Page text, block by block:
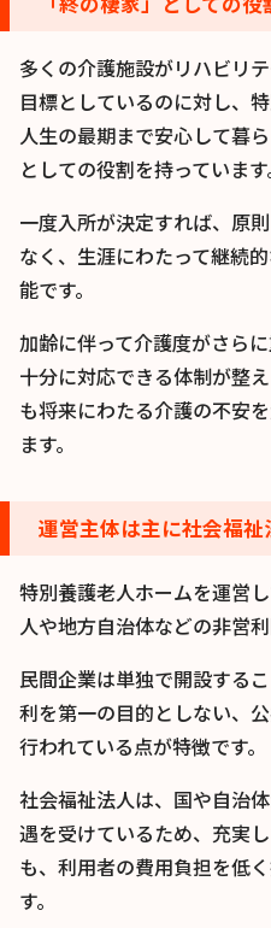
多くの介護施設がリハビリ
目標としているのに対し、
人生の最期まで安心して暮
としての役割を持っています
一度入所が決定すれば、原
なく、生涯にわたって継続
能です。
加齢に伴って介護度がさら
十分に対応できる体制が整
も将来にわたる介護の不安
ます。
運営主体は主に社会福祉
特別養護老人ホームを運営
人や地方自治体などの非営
民間企業は単独で開設する
利を第一の目的としない、
行われている点が特徴です。
社会福祉法人は、国や自治
遇を受けているため、充実
も、利用者の費用負担を低
す。